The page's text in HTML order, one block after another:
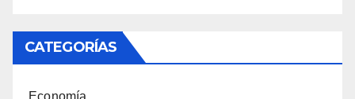
CATEGORÍAS
Economía